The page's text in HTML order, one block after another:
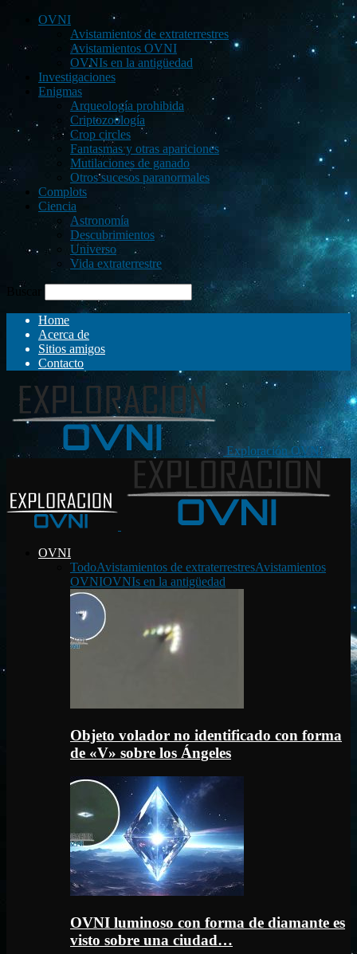
OVNI
Avistamientos de extraterrestres
Avistamientos OVNI
OVNIs en la antigüedad
Investigaciones
Enigmas
Arqueología prohibida
Criptozoología
Crop circles
Fantasmas y otras apariciones
Mutilaciones de ganado
Otros sucesos paranormales
Complots
Ciencia
Astronomía
Descubrimientos
Universo
Vida extraterrestre
Buscar
Home
Acerca de
Sitios amigos
Contacto
Exploración OVNI
OVNI
TodoAvistamientos de extraterrestresAvistamientos
OVNIOVNIs en la antigüedad
Objeto volador no identificado con forma
de «V» sobre los Ángeles
OVNI luminoso con forma de diamante es
visto sobre una ciudad…